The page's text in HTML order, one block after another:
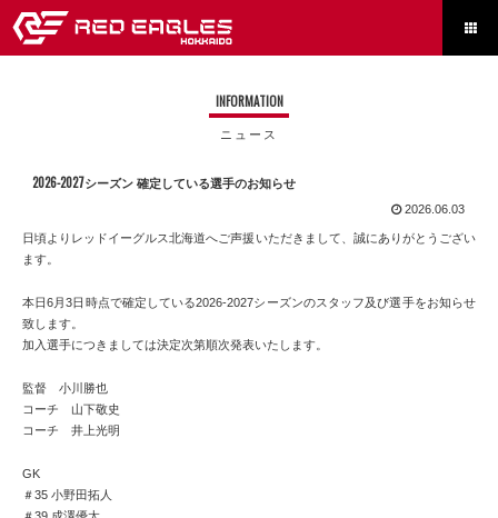

INFORMATION
ニュース
2026-2027シーズン 確定している選手のお知らせ
2026.06.03
日頃よりレッドイーグルス北海道へご声援いただきまして、誠にありがとうござい
ます。
本日6月3日時点で確定している2026-2027シーズンのスタッフ及び選手をお知らせ
致します。
加入選手につきましては決定次第順次発表いたします。
監督 小川勝也
コーチ 山下敬史
コーチ 井上光明
GK
＃35 小野田拓人
＃39 成澤優太